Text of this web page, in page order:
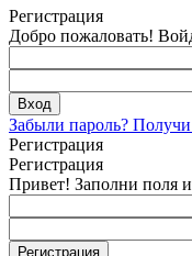
Регистрация
Добро пожаловать!
Забыли пароль?
Регистрация
Регистрация
Привет! Заполни поля